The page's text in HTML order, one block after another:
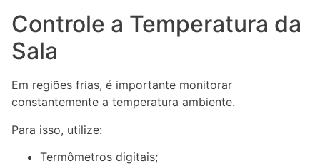
Controle a Temperatura da
Sala
Em regiões frias, é importante monitorar
constantemente a temperatura ambiente.
Para isso, utilize:
Termômetros digitais;